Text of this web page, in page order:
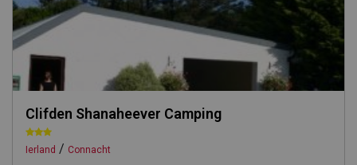
Clifden Shanaheever Camping
Ierland / Connacht